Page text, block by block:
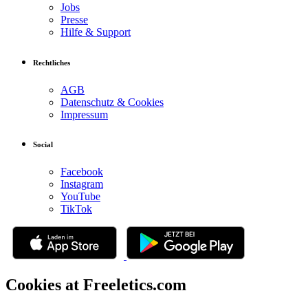
Jobs
Presse
Hilfe & Support
Rechtliches
AGB
Datenschutz & Cookies
Impressum
Social
Facebook
Instagram
YouTube
TikTok
Cookies at Freeletics.com